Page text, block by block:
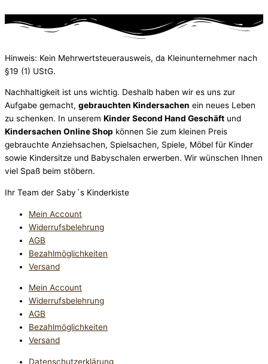
Hinweis: Kein Mehrwertsteuerausweis, da Kleinunternehmer nach
§19 (1) UStG.
Nachhaltigkeit ist uns wichtig. Deshalb haben wir es uns zur
Aufgabe gemacht, gebrauchten Kindersachen ein neues Leben
zu schenken. In unserem Kinder Second Hand Geschäft und
Kindersachen Online Shop können Sie zum kleinen Preis
gebrauchte Anziehsachen, Spiel­sachen, Spiele, Möbel für Kinder
sowie Kindersitze und Babyschalen erwerben. Wir wünschen Ihnen
viel Spaß beim stöbern.
Ihr Team der Saby´s Kinderkiste
Mein Account
Widerrufsbelehrung
AGB
Bezahlmöglichkeiten
Versand
Mein Account
Widerrufsbelehrung
AGB
Bezahlmöglichkeiten
Versand
Datenschutzerklärung